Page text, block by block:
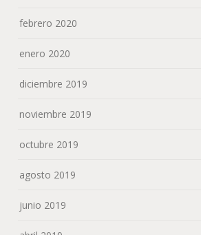
febrero 2020
enero 2020
diciembre 2019
noviembre 2019
octubre 2019
agosto 2019
junio 2019